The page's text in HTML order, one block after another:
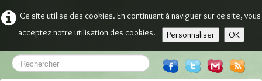
Ce site utilise des cookies. En continuant à naviguer sur ce site, vous
acceptez notre utilisation des cookies.
Personnaliser OK